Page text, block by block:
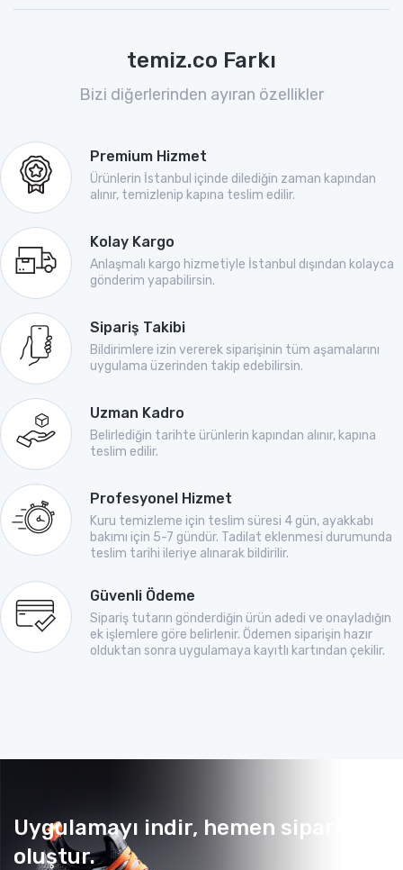
temiz.co Farkı
Bizi diğerlerinden ayıran özellikler
Premium Hizmet
Ürünlerin İstanbul içinde dilediğin zaman kapından
alınır, temizlenip kapına teslim edilir.
Kolay Kargo
Anlaşmalı kargo hizmetiyle İstanbul dışından kolayca
gönderim yapabilirsin.
Sipariş Takibi
Bildirimlere izin vererek siparişinin tüm aşamalarını
uygulama üzerinden takip edebilirsin.
Uzman Kadro
Belirlediğin tarihte ürünlerin kapından alınır, kapına
teslim edilir.
Profesyonel Hizmet
Kuru temizleme için teslim süresi 4 gün, ayakkabı
bakımı için 5-7 gündür. Tadilat eklenmesi durumunda
teslim tarihi ileriye alınarak bildirilir.
Güvenli Ödeme
Sipariş tutarın gönderdiğin ürün adedi ve onayladığın
ek işlemlere göre belirlenir. Ödemen siparişin hazır
olduktan sonra uygulamaya kayıtlı kartından çekilir.
Uygulamayı indir, hemen sipariş
oluştur.